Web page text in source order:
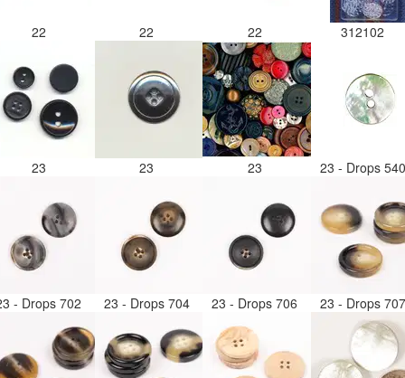
22 22 22 312102
23 23 23 23 - Drops
- Drops 702 23 - Drops 704 23 - Drops 706 23 - Drops